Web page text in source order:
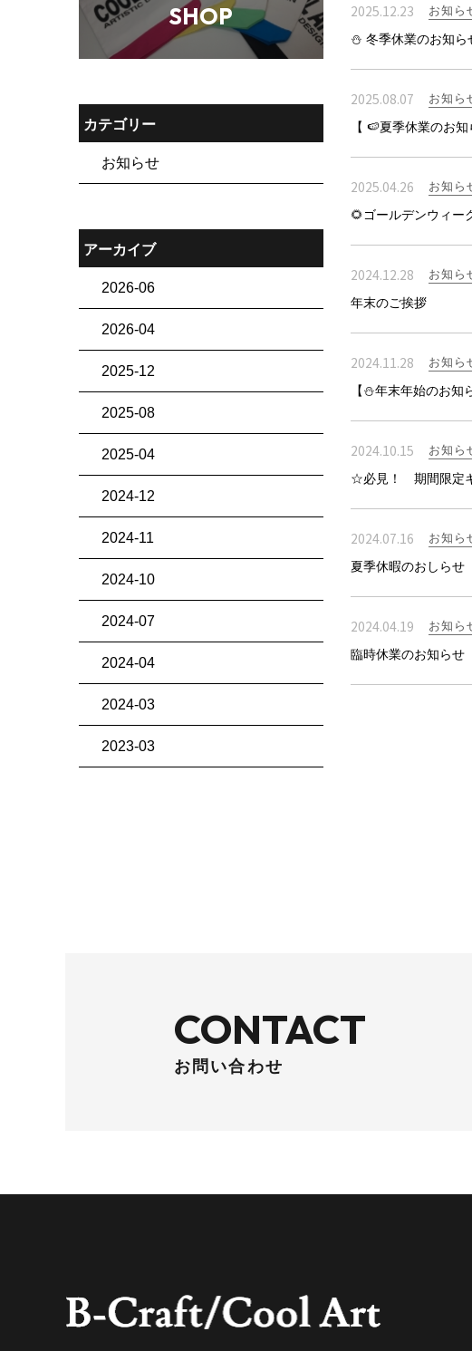
SHOP
カテゴリー
お知らせ
アーカイブ
2026-06
2026-04
2025-12
2025-08
2025-04
2024-12
2024-11
2024-10
2024-07
2024-04
2024-03
2023-03
2025.12.23 お知ら
⛄ 冬季休業のお知ら
2025.08.07 お知ら
【 🍉夏季休業のお知
2025.04.26 お知ら
🌻ゴールデンウィー
2024.12.28 お知ら
年末のご挨拶
2024.11.28 お知ら
【⛄️年末年始のお知
2024.10.15 お知ら
☆必見！ 期間限定
2024.07.16 お知ら
夏季休暇のおしらせ
2024.04.19 お知ら
臨時休業のお知らせ
CONTACT
お問い合わせ